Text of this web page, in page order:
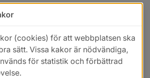
(cookies) för att webbplatsen ska
sätt. Vissa kakor är nödvändiga,
för statistik och förbättrad